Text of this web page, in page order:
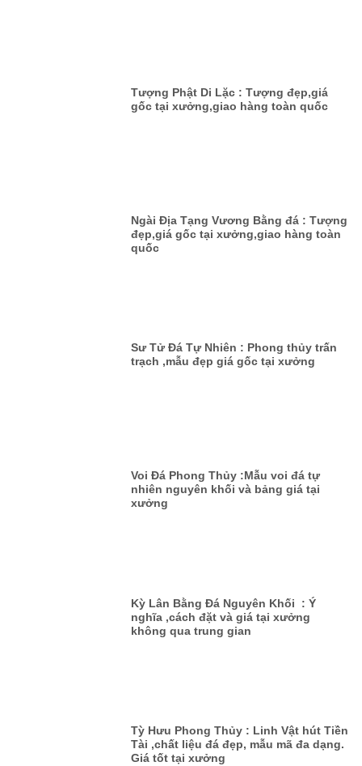
Tượng Phật Di Lặc : Tượng đẹp,giá
gốc tại xưởng,giao hàng toàn quốc
Ngài Địa Tạng Vương Bằng đá : Tượng
đẹp,giá gốc tại xưởng,giao hàng toàn
quốc
Sư Tử Đá Tự Nhiên : Phong thủy trấn
trạch ,mẫu đẹp giá gốc tại xưởng
Voi Đá Phong Thủy :Mẫu voi đá tự
nhiên nguyên khối và bảng giá tại
xưởng
Kỳ Lân Bằng Đá Nguyên Khối : Ý
nghĩa ,cách đặt và giá tại xưởng
không qua trung gian
Tỳ Hưu Phong Thủy : Linh Vật hút Tiền
Tài ,chất liệu đá đẹp, mẫu mã đa dạng.
Giá tốt tại xưởng